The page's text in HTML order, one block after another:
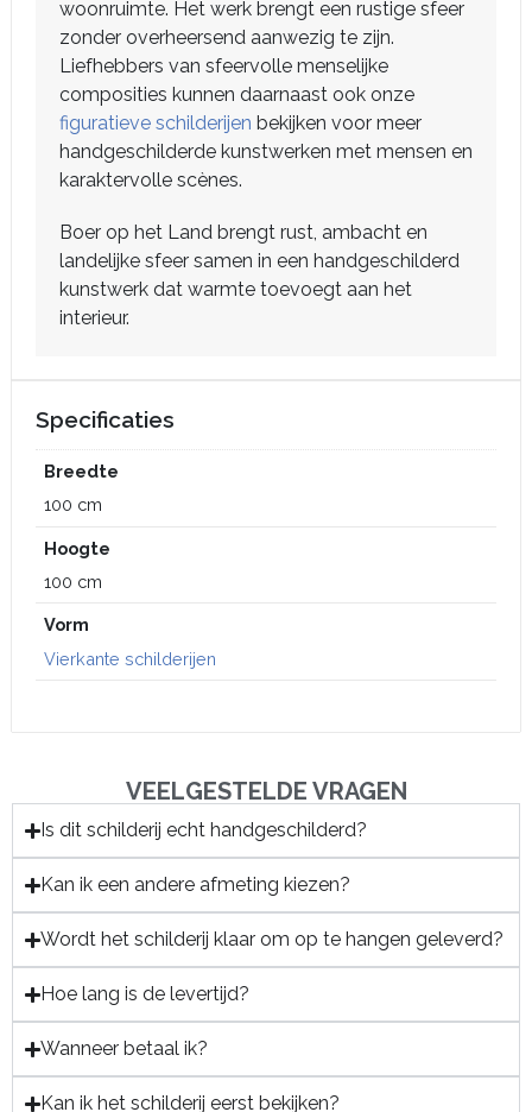
woonruimte. Het werk brengt een rustige sfeer
zonder overheersend aanwezig te zijn.
Liefhebbers van sfeervolle menselijke
composities kunnen daarnaast ook onze
figuratieve schilderijen bekijken voor meer
handgeschilderde kunstwerken met mensen en
karaktervolle scènes.
Boer op het Land brengt rust, ambacht en
landelijke sfeer samen in een handgeschilderd
kunstwerk dat warmte toevoegt aan het
interieur.
Specificaties
Breedte
100 cm
Hoogte
100 cm
Vorm
Vierkante schilderijen
VEELGESTELDE VRAGEN
Is dit schilderij echt handgeschilderd?
Kan ik een andere afmeting kiezen?
Wordt het schilderij klaar om op te hangen geleverd?
Hoe lang is de levertijd?
Wanneer betaal ik?
Kan ik het schilderij eerst bekijken?